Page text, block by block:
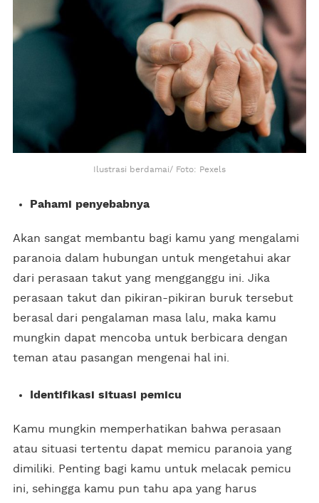
Ilustrasi berdamai/ Foto: Pexels
Pahami penyebabnya
Akan sangat membantu bagi kamu yang mengalami
paranoia dalam hubungan untuk mengetahui akar
dari perasaan takut yang mengganggu ini. Jika
perasaan takut dan pikiran-pikiran buruk tersebut
berasal dari pengalaman masa lalu, maka kamu
mungkin dapat mencoba untuk berbicara dengan
teman atau pasangan mengenai hal ini.
Identifikasi situasi pemicu
Kamu mungkin memperhatikan bahwa perasaan
atau situasi tertentu dapat memicu paranoia yang
dimiliki. Penting bagi kamu untuk melacak pemicu
ini, sehingga kamu pun tahu apa yang harus